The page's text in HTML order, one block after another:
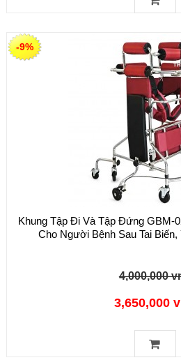
Khung Tập Đi Và Tập Đứng GBM-
Cho Người Bệnh Sau Tai
4,000,000
3,650,000
-9%